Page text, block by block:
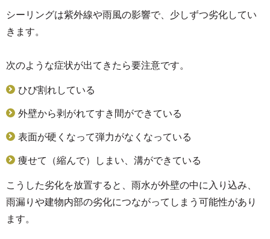
シーリングは紫外線や雨風の影響で、少しずつ劣化してい
きます。
次のような症状が出てきたら要注意です。
ひび割れしている
外壁から剥がれてすき間ができている
表面が硬くなって弾力がなくなっている
痩せて（縮んで）しまい、溝ができている
こうした劣化を放置すると、雨水が外壁の中に入り込み、
雨漏りや建物内部の劣化につながってしまう可能性があり
ます。